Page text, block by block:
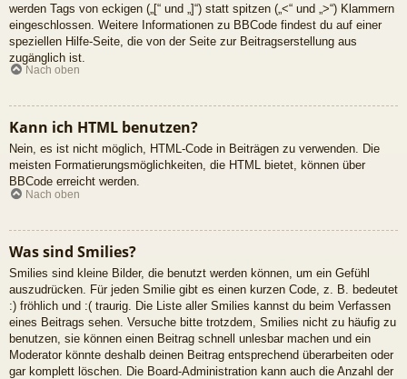
werden Tags von eckigen („[“ und „]“) statt spitzen („<“ und „>“) Klammern
eingeschlossen. Weitere Informationen zu BBCode findest du auf einer
speziellen Hilfe-Seite, die von der Seite zur Beitragserstellung aus
zugänglich ist.
Nach oben
Kann ich HTML benutzen?
Nein, es ist nicht möglich, HTML-Code in Beiträgen zu verwenden. Die
meisten Formatierungsmöglichkeiten, die HTML bietet, können über
BBCode erreicht werden.
Nach oben
Was sind Smilies?
Smilies sind kleine Bilder, die benutzt werden können, um ein Gefühl
auszudrücken. Für jeden Smilie gibt es einen kurzen Code, z. B. bedeutet
:) fröhlich und :( traurig. Die Liste aller Smilies kannst du beim Verfassen
eines Beitrags sehen. Versuche bitte trotzdem, Smilies nicht zu häufig zu
benutzen, sie können einen Beitrag schnell unlesbar machen und ein
Moderator könnte deshalb deinen Beitrag entsprechend überarbeiten oder
gar komplett löschen. Die Board-Administration kann auch die Anzahl der